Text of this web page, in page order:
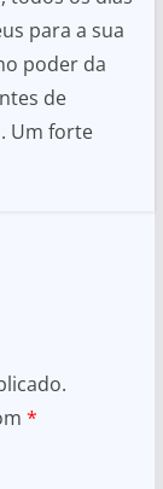
para a sua
poder da
de
Um forte
*